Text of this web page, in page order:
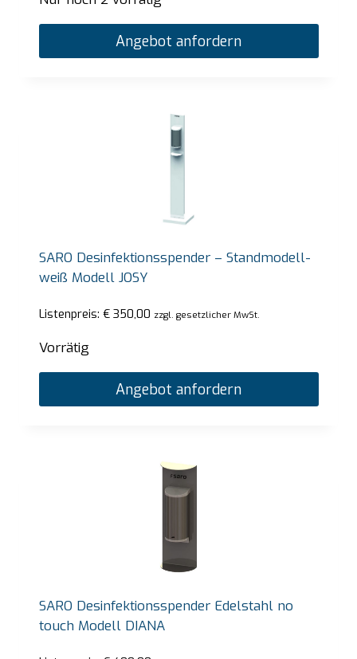
Angebot anfordern
SARO Desinfektionsspender – Standmodell-
weiß Modell JOSY
Listenpreis: €350,00 zzgl. gesetzlicher MwSt.
Vorrätig
Angebot anfordern
SARO Desinfektionsspender Edelstahl no
touch Modell DIANA